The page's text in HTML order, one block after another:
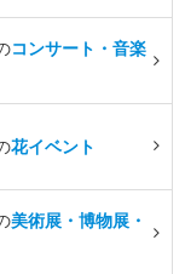
コンサート・音楽
花イベント
美術展・博物展・